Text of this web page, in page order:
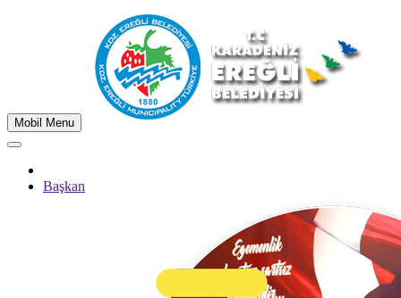
Mobil Menu
Başkan